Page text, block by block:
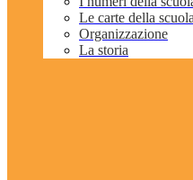
Le carte della scuola
Organizzazione
La storia